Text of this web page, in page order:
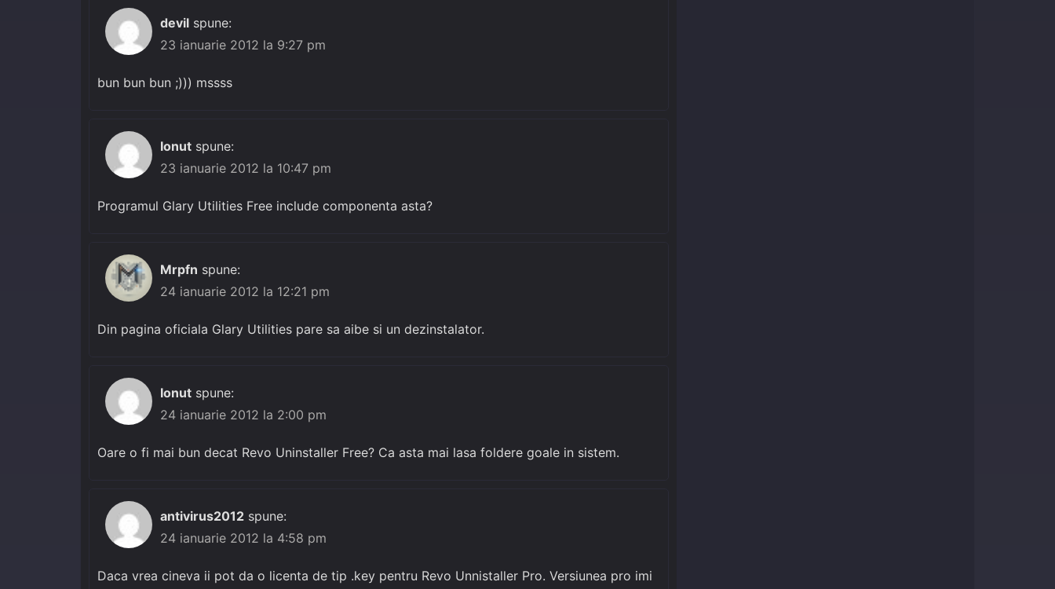
devil spune:
23 ianuarie 2012 la 9:27 pm
bun bun bun ;))) mssss
Ionut spune:
23 ianuarie 2012 la 10:47 pm
Programul Glary Utilities Free include componenta asta?
Mrpfn spune:
24 ianuarie 2012 la 12:21 pm
Din pagina oficiala Glary Utilities pare sa aibe si un dezinstalator.
Ionut spune:
24 ianuarie 2012 la 2:00 pm
Oare o fi mai bun decat Revo Uninstaller Free? Ca asta mai lasa foldere goale in sistem.
antivirus2012 spune:
24 ianuarie 2012 la 4:58 pm
Daca vrea cineva ii pot da o licenta de tip .key pentru Revo Unnistaller Pro. Versiunea pro imi